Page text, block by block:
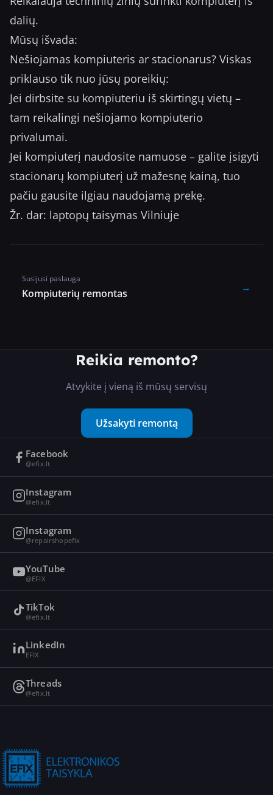
dalių.
Mūsų išvada:
Nešiojamas kompiuteris ar stacionarus? Viskas
priklauso tik nuo jūsų poreikių:
Jei dirbsite su kompiuteriu iš skirtingų vietų –
tam reikalingi nešiojamo kompiuterio
privalumai.
Jei kompiuterį naudosite namuose – galite įsigyti
stacionarų kompiuterį už mažesnę kainą, tuo
pačiu gausite ilgiau naudojamą prekę.
Žr. dar: laptopų taisymas Vilniuje
Susijusi paslauga
Kompiuterių remontas →
Reikia remonto?
Atvykite į vieną iš mūsų servisų
Užsakyti remontą
Facebook
@efix.lt
Instagram
@efix.lt
Instagram
@repairshopefix
YouTube
@EFIX
TikTok
@efix.lt
LinkedIn
EFIX
Threads
@efix.lt